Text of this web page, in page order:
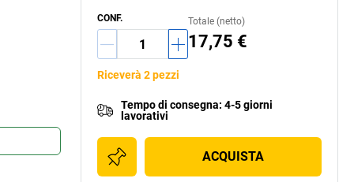
CONF. Totale (netto)
17,75 €
Riceverà 2 pezzi
Tempo di consegna: 4-5 giorni
lavorativi
ACQUISTA